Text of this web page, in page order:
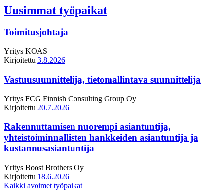
Uusimmat työpaikat
Toimitusjohtaja
Yritys KOAS
Kirjoitettu 3.8.2026
Vastuusuunnittelija, tietomallintava suunnittelija
Yritys FCG Finnish Consulting Group Oy
Kirjoitettu 20.7.2026
Rakennuttamisen nuorempi asiantuntija,
yhteistoiminnallisten hankkeiden asiantuntija ja
kustannusasiantuntija
Yritys Boost Brothers Oy
Kirjoitettu 18.6.2026
Kaikki avoimet työpaikat